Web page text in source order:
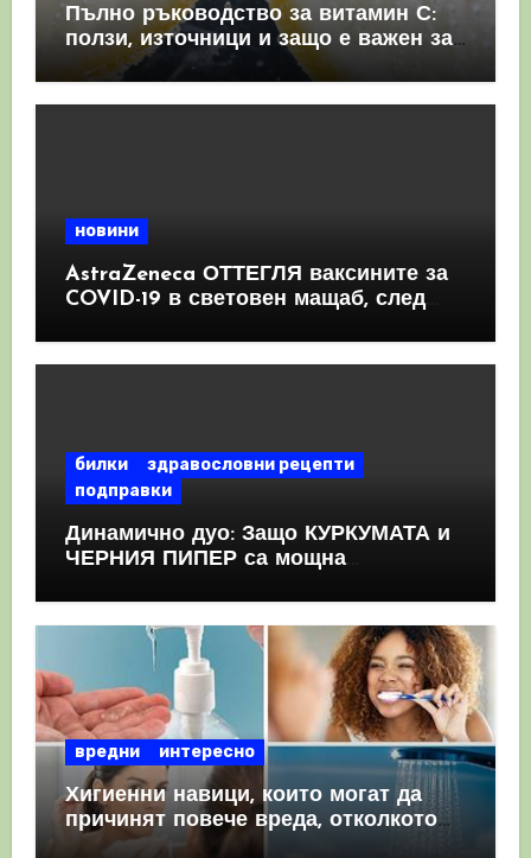
Пълно ръководство за витамин С:
ползи, източници и защо е важен за
имунната система
новини
AstraZeneca ОТТЕГЛЯ ваксините за
COVID-19 в световен мащаб, след
билки
здравословни рецепти
подправки
Динамично дуо: Защо КУРКУМАТА и
ЧЕРНИЯ ПИПЕР са мощна
вредни интересно
Хигиенни навици, които могат да
причинят повече вреда, отколкото
полза